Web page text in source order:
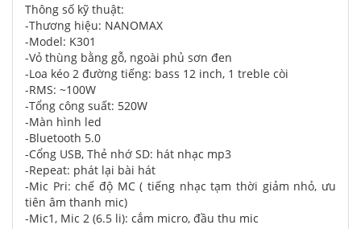
Thông số kỹ thuật:
-Thương hiệu: NANOMAX
-Model: K301
-Vỏ thùng bằng gỗ, ngoài phủ sơn đen
-Loa kéo 2 đường tiếng: bass 12 inch, 1 treble còi
-RMS: ~100W
-Tổng công suất: 520W
-Màn hình led
-Bluetooth 5.0
-Cổng USB, Thẻ nhớ SD: hát nhạc mp3
-Repeat: phát lại bài hát
-Mic Pri: chế độ MC ( tiếng nhạc tạm thời giảm nhỏ, ưu
tiên âm thanh mic)
-Mic1, Mic 2 (6.5 li): cắm micro, đầu thu mic